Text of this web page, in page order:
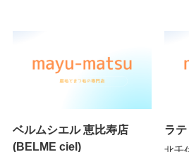
ベルムシエル 恵比寿店
(BELME ciel)
ラ